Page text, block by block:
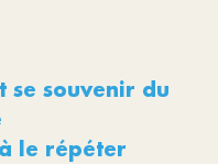
se souvenir du
le répéter